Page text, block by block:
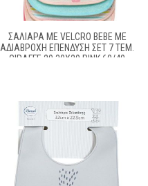
ΣΑΛΙΆΡΑ ΜΕ VELCRO BEBE ΜΕ
ΑΔΙΆΒΡΟΧΗ ΕΠΈΝΔΥΣΗ ΣΕΤ 7 ΤΕΜ.
GIRAFFE 20 30X20 PINK 60/40